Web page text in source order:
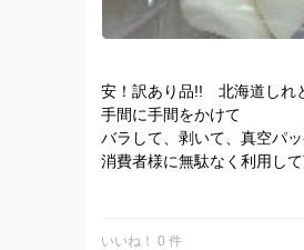
安！訳あり品!! 北海道しれ
手間に手間をかけて
バラして、剥いて、真空パ
消費者様に無駄なく利用して
ニンニクをわざわざバラに
いいね！ 0 件